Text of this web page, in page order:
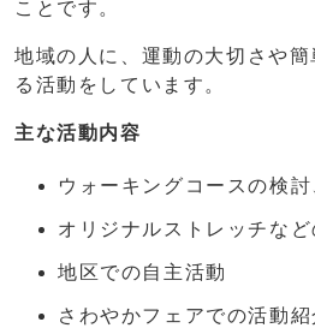
ことです。
地域の人に、運動の大切さや
る活動をしています。
主な活動内容
ウォーキングコースの検討
オリジナルストレッチな
地区での自主活動
さわやかフェアでの活動紹